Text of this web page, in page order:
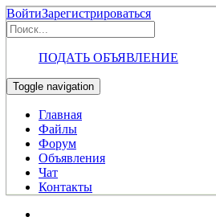
ВойтиЗарегистрироваться
ПОДАТЬ ОБЪЯВЛЕНИЕ
Toggle navigation
Главная
Файлы
Форум
Объявления
Чат
Контакты